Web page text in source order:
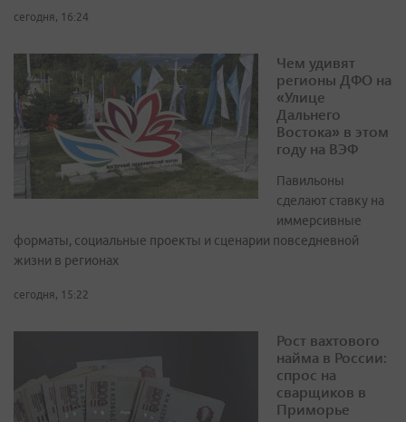
сегодня, 16:24
Чем удивят
регионы ДФО на
«Улице
Дальнего
Востока» в этом
году на ВЭФ
Павильоны
сделают ставку на
иммерсивные
форматы, социальные проекты и сценарии повседневной
жизни в регионах
сегодня, 15:22
Рост вахтового
найма в России:
спрос на
сварщиков в
Приморье